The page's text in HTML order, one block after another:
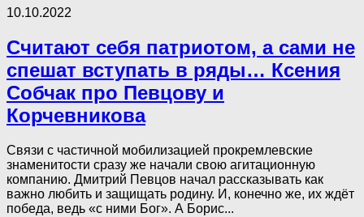
10.10.2022
Считают себя патриотом, а сами не
спешат вступать в ряды… Ксения
Собчак про Певцову и
Корчевникова
Связи с частичной мобилизацией прокремлевские
знаменитости сразу же начали свою агитационную
компанию. Дмитрий Певцов начал рассказывать как
важно любить и защищать родину. И, конечно же, их ждёт
победа, ведь «с ними Бог». А Борис...